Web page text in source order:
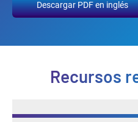
Descargar PDF en inglés
Recursos